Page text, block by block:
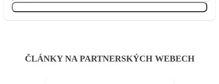
ČLÁNKY NA PARTNERSKÝCH WEBECH